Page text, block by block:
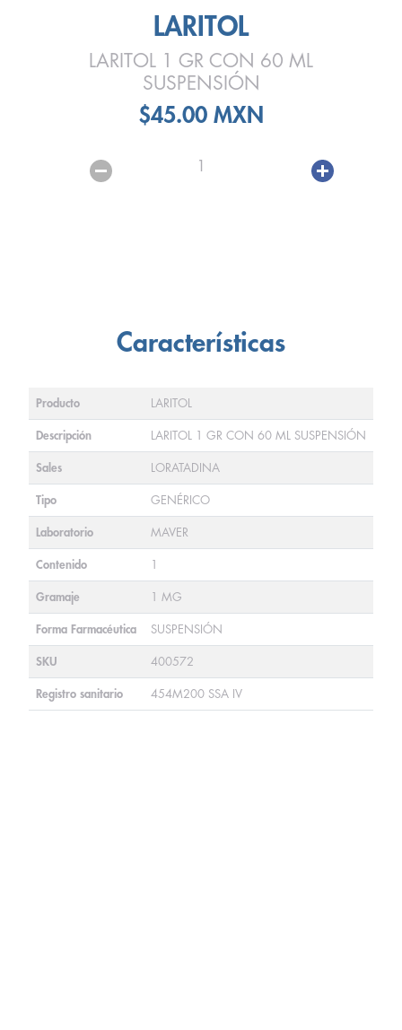
LARITOL
LARITOL 1 GR CON 60 ML
SUSPENSIÓN
$45.00 MXN
1
Características
Producto LARITOL
Descripción LARITOL 1 GR CON 60 ML SUSPENSIÓN
Sales LORATADINA
Tipo GENÉRICO
Laboratorio MAVER
Contenido 1
Gramaje 1 MG
Forma Farmacéutica SUSPENSIÓN
SKU 400572
Registro sanitario 454M200 SSA IV